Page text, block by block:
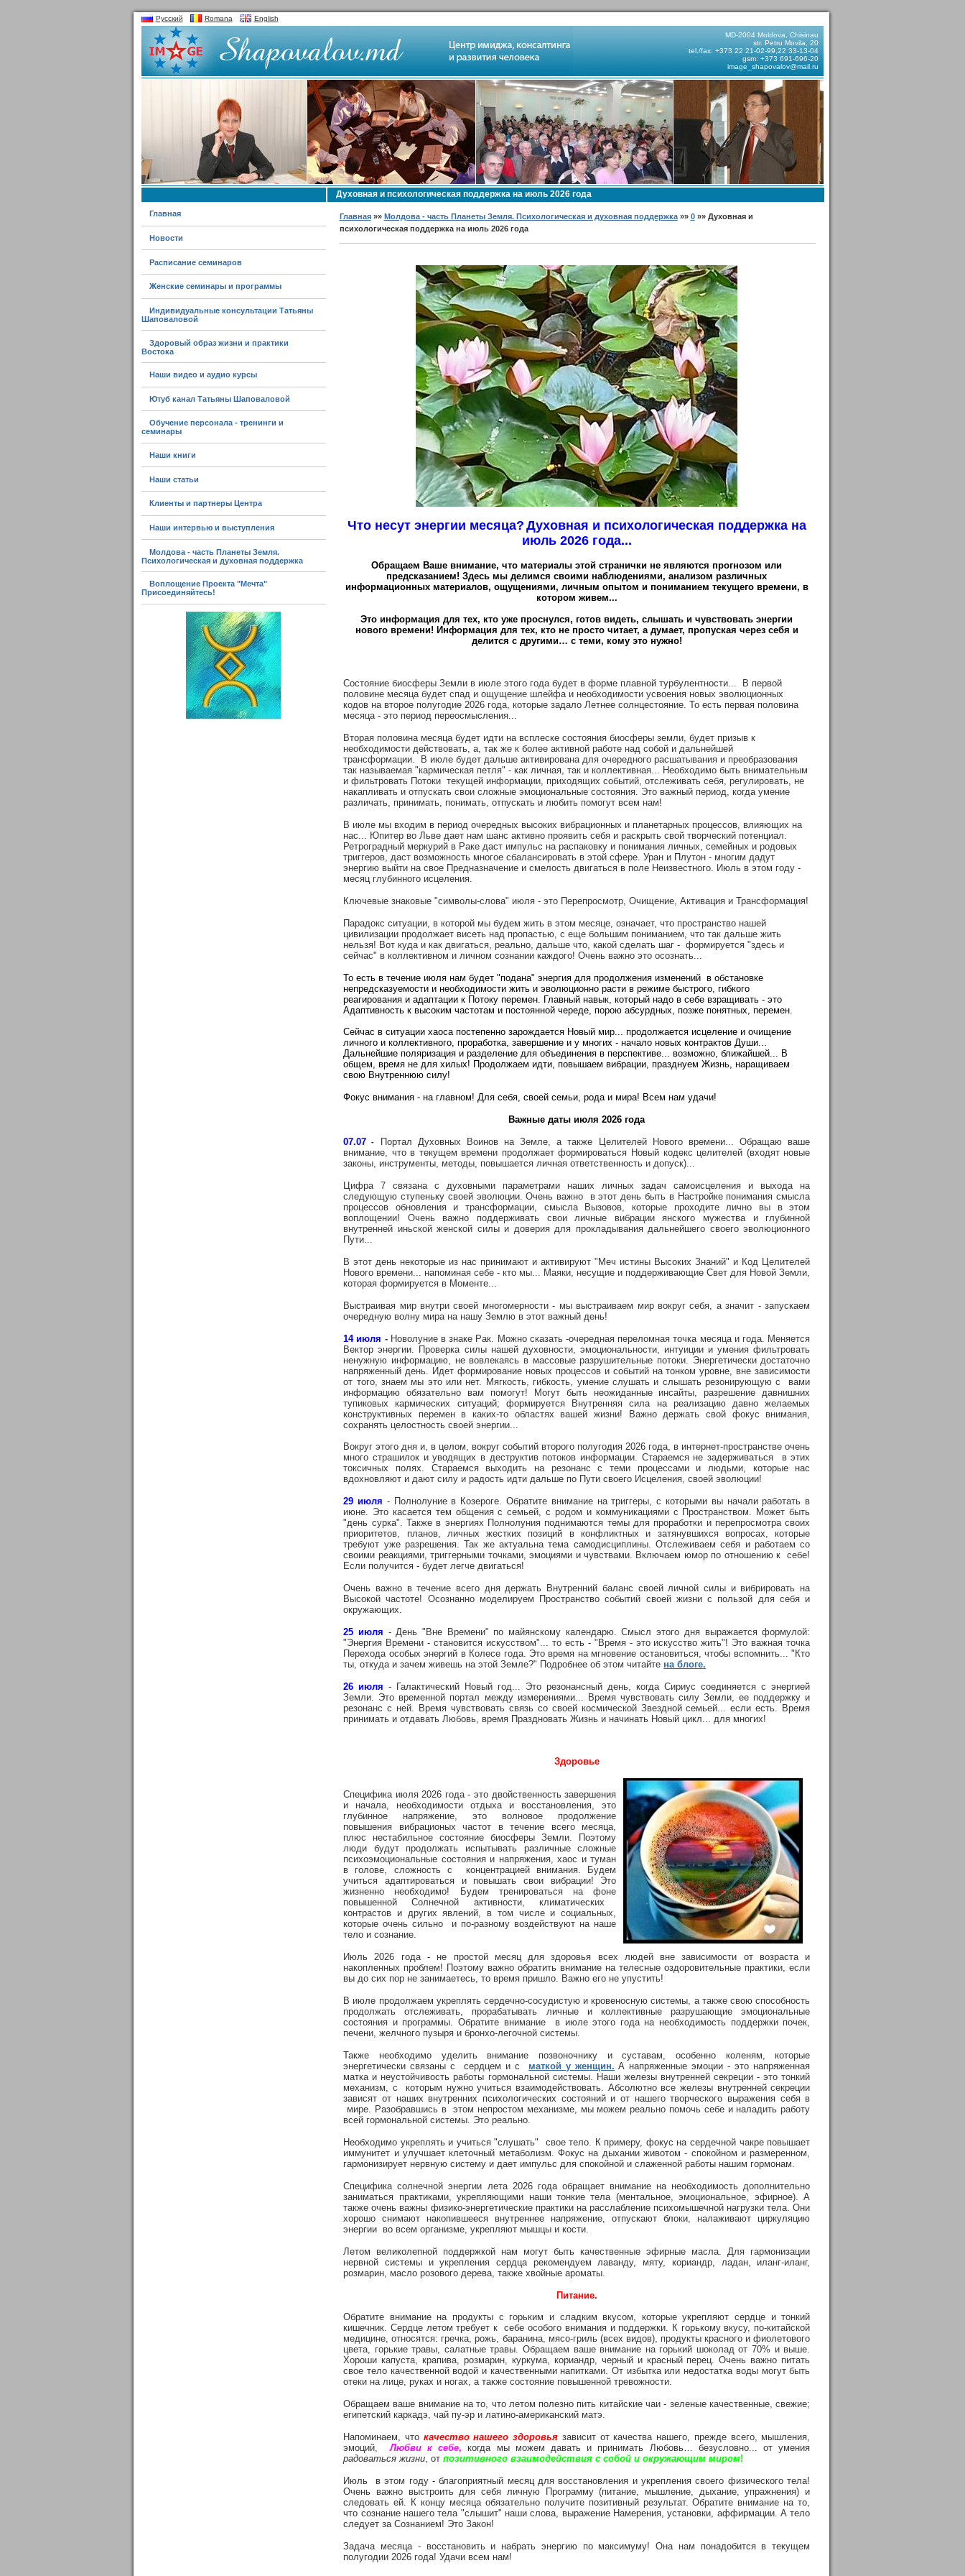
Русский Romana English
MD-2004 Moldova, Chisinau
str. Petru Movila, 20
tel./fax: +373 22 21-02-99,22 33-13-04
gsm: +373 691-696-20
image_shapovalov@mail.ru
Главная
Новости
Расписание семинаров
Женские семинары и программы
Индивидуальные консультации Татьяны
Шаповаловой
Здоровый образ жизни и практики
Востока
Наши видео и аудио курсы
Ютуб канал Татьяны Шаповаловой
Обучение персонала - тренинги и
семинары
Наши книги
Наши статьи
Клиенты и партнеры Центра
Наши интервью и выступления
Молдова - часть Планеты Земля.
Психологическая и духовная поддержка
Воплощение Проекта "Мечта"
Присоединяйтесь!
Духовная и психологическая поддержка на июль 2026 года
Главная»» Молдова - часть Планеты Земля. Психологическая и духовная поддержка»» 0»» Духовная и
психологическая поддержка на июль 2026 года
Что несут энергии месяца? Духовная и психологическая поддержкана
июль 2026 года...
Обращаем Ваше внимание, что материалы этой странички не являются прогнозом или
предсказанием! Здесь мы делимся своими наблюдениями, анализом различных
информационных материалов, ощущениями, личным опытом и пониманием текущего времени, в
котором живем...
Это информация для тех, кто уже проснулся, готов видеть, слышать и чувствовать энергии
нового времени! Информация для тех, кто не просто читает, а думает, пропуская через себя и
делится с другими… с теми, кому это нужно!
Состояние биосферы Земли в июле этого года будет в форме плавной турбулентности... В первой
половине месяца будет спад и ощущение шлейфа и необходимости усвоения новых эволюционных
кодов на второе полугодие 2026 года, которые задало Летнее солнцестояние. То есть первая половина
месяца - это период переосмысления...
Вторая половина месяца будет идти на всплеске состояния биосферы земли, будет призыв к
необходимости действовать, а, так же к более активной работе над собой и дальнейшей
трансформации. В июле будет дальше активирована для очередного расшатывания и преобразования
так называемая "кармическая петля" - как личная, так и коллективная... Необходимо быть внимательным
и фильтровать Потоки текущей информации, приходящих событий, отслеживать себя, регулировать, не
накапливать и отпускать свои сложные эмоциональные состояния. Это важный период, когда умение
различать, принимать, понимать, отпускать и любить помогут всем нам!
В июле мы входим в период очередных высоких вибрационных и планетарных процессов, влияющих на
нас... Юпитер во Льве дает нам шанс активно проявить себя и раскрыть свой творческий потенциал.
Ретроградный меркурий в Раке даст импульс на распаковку и понимания личных, семейных и родовых
триггеров, даст возможность многое сбалансировать в этой сфере. Уран и Плутон - многим дадут
энергию выйти на свое Предназначение и смелость двигаться в поле Неизвестного. Июль в этом году -
месяц глубинного исцеления.
Ключевые знаковые "символы-слова" июля - это Перепросмотр, Очищение, Активация и Трансформация!
Парадокс ситуации, в которой мы будем жить в этом месяце, означает, что пространство нашей
цивилизации продолжает висеть над пропастью, с еще большим пониманием, что так дальше жить
нельзя! Вот куда и как двигаться, реально, дальше что, какой сделать шаг - формируется "здесь и
сейчас" в коллективном и личном сознании каждого! Очень важно это осознать...
То есть в течение июля нам будет "подана" энергия для продолжения изменений в обстановке
непредсказуемости и необходимости жить и эволюционно расти в режиме быстрого, гибкого
реагирования и адаптации к Потоку перемен. Главный навык, который надо в себе взращивать - это
Адаптивность к высоким частотам и постоянной череде, порою абсурдных, позже понятных, перемен.
Сейчас в ситуации хаоса постепенно зарождается Новый мир... продолжается исцеление и очищение
личного и коллективного, проработка, завершение и у многих - начало новых контрактов Души...
Дальнейшие поляризация и разделение для объединения в перспективе... возможно, ближайшей... В
общем, время не для хилых! Продолжаем идти, повышаем вибрации, празднуем Жизнь, наращиваем
свою Внутреннюю силу!
Фокус внимания - на главном! Для себя, своей семьи, рода и мира! Всем нам удачи!
Важные даты июля 2026 года
07.07 -
Портал Духовных Воинов на Земле, а также Целителей Нового времени... Обращаю ваше
внимание, что в текущем времени продолжает формироваться Новый кодекс целителей (входят новые
законы, инструменты, методы, повышается личная ответственность и допуск)...
Цифра 7 связана с духовными параметрами наших личных задач самоисцеления и выхода на
следующую ступеньку своей эволюции. Очень важно в этот день быть в Настройке понимания смысла
процессов обновления и трансформации, смысла Вызовов, которые проходите лично вы в этом
воплощении! Очень важно поддерживать свои личные вибрации янского мужества и глубинной
внутренней иньской женской силы и доверия для прокладывания дальнейшего своего эволюционного
Пути...
В этот день некоторые из нас принимают и активируют "Меч истины Высоких Знаний" и Код Целителей
Нового времени... напоминая себе - кто мы... Маяки, несущие и поддерживающие Свет для Новой Земли,
которая формируется в Моменте...
Выстраивая мир внутри своей многомерности - мы выстраиваем мир вокруг себя, а значит - запускаем
очередную волну мира на нашу Землю в этот важный день!
14 июля -Новолуние в знаке Рак. Можно сказать -очередная переломная точка месяца и года. Меняется
Вектор энергии. Проверка силы нашей духовности, эмоциональности, интуиции и умения фильтровать
ненужную информацию, не вовлекаясь в массовые разрушительные потоки. Энергетически достаточно
напряженный день. Идет формирование новых процессов и событий на тонком уровне, вне зависимости
от того, знаем мы это или нет. Мягкость, гибкость, умение слушать и слышать резонирующую с вами
информацию обязательно вам помогут! Могут быть неожиданные инсайты, разрешение давнишних
тупиковых кармических ситуаций; формируется Внутренняя сила на реализацию давно желаемых
конструктивных перемен в каких-то областях вашей жизни! Важно держать свой фокус внимания,
сохранять целостность своей энергии...
Вокруг этого дня и, в целом, вокруг событий второго полугодия 2026 года, в интернет-пространстве очень
много страшилок и уводящих в деструктив потоков информации. Стараемся не задерживаться в этих
токсичных полях. Стараемся выходить на резонанс с теми процессами и людьми, которые нас
вдохновляют и дают силу и радость идти дальше по Пути своего Исцеления, своей эволюции!
29 июля - Полнолуние в Козероге. Обратите внимание на триггеры, с которыми вы начали работать в
июне. Это касается тем общения с семьей, с родом и коммуникациями с Пространством. Может быть
"день сурка". Также в энергиях Полнолуния поднимаются темы для проработки и перепросмотра своих
приоритетов, планов, личных жестких позиций в конфликтных и затянувшихся вопросах, которые
требуют уже разрешения. Так же актуальна тема самодисциплины. Отслеживаем себя и работаем со
своими реакциями, триггерными точками, эмоциями и чувствами. Включаем юмор по отношению к себе!
Если получится - будет легче двигаться!
Очень важно в течение всего дня держать Внутренний баланс своей личной силы и вибрировать на
Высокой частоте! Осознанно моделируем Пространство событий своей жизни с пользой для себя и
окружающих.
25 июля - День "Вне Времени" по майянскому календарю. Смысл этого дня выражается формулой:
"Энергия Времени - становится искусством"... то есть - "Время - это искусство жить"! Это важная точка
Перехода особых энергий в Колесе года. Это время на мгновение остановиться, чтобы вспомнить... "Кто
ты, откуда и зачем живешь на этой Земле?" Подробнее об этом читайте на блоге.
26 июля - Галактический Новый год... Это резонансный день, когда Сириус соединяется с энергией
Земли. Это временной портал между измерениями... Время чувствовать силу Земли, ее поддержку и
резонанс с ней. Время чувствовать связь со своей космической Звездной семьей... если есть. Время
принимать и отдавать Любовь, время Праздновать Жизнь и начинать Новый цикл... для многих!
Здоровье
Специфика июля 2026 года - это двойственность завершения
и начала, необходимости отдыха и восстановления, это
глубинное напряжение, это волновое продолжение
повышения вибрационых частот в течение всего месяца,
плюс нестабильное состояние биосферы Земли. Поэтому
люди будут продолжать испытывать различные сложные
психоэмоциональные состояния и напряжения, хаос и туман
в голове, сложность с концентрацией внимания. Будем
учиться адаптироваться и повышать свои вибрации! Это
жизненно необходимо! Будем тренироваться на фоне
повышенной Солнечной активности, климатических
контрастов и других явлений, в том числе и социальных,
которые очень сильно и по-разному воздействуют на наше
тело и сознание.
Июль 2026 года - не простой месяц для здоровья всех людей вне зависимости от возраста и
накопленных проблем! Поэтому важно обратить внимание на телесные оздоровительные практики, если
вы до сих пор не занимаетесь, то время пришло. Важно его не упустить!
В июле продолжаем укреплять сердечно-сосудистую и кровеносную системы, а также свою способность
продолжать отслеживать, прорабатывать личные и коллективные разрушающие эмоциональные
состояния и программы. Обратите внимание в июле этого года на необходимость поддержки почек,
печени, желчного пузыря и бронхо-легочной системы.
Также необходимо уделить внимание позвоночнику и суставам, особенно коленям, которые
энергетически связаны с сердцем и с маткой у женщин. А напряженные эмоции - это напряженная
матка и неустойчивость работы гормональной системы. Наши железы внутренней секреции - это тонкий
механизм, с которым нужно учиться взаимодействовать. Абсолютно все железы внутренней секреции
зависят от наших внутренних психологических состояний и от нашего творческого выражения себя в
мире. Разобравшись в этом непростом механизме, мы можем реально помочь себе и наладить работу
всей гормональной системы. Это реально.
Необходимо укреплять и учиться "слушать" свое тело. К примеру, фокус на сердечной чакре повышает
иммунитет и улучшает клеточный метаболизм. Фокус на дыхании животом - спокойном и размеренном,
гармонизирует нервную систему и дает импульс для спокойной и слаженной работы нашим гормонам.
Специфика солнечной энергии лета 2026 года обращает внимание на необходимость дополнительно
заниматься практиками, укрепляющими наши тонкие тела (ментальное, эмоциональное, эфирное). А
также очень важны физико-энергетические практики на расслабление психомышечной нагрузки тела. Они
хорошо снимают накопившееся внутреннее напряжение, отпускают блоки, налаживают циркуляцию
энергии во всем организме, укрепляют мышцы и кости.
Летом великолепной поддержкой нам могут быть качественные эфирные масла. Для гармонизации
нервной системы и укрепления сердца рекомендуем лаванду, мяту, кориандр, ладан, иланг-иланг,
розмарин, масло розового дерева, также хвойные ароматы.
Питание.
Обратите внимание на продукты с горьким и сладким вкусом, которые укрепляют сердце и тонкий
кишечник. Сердце летом требует к себе особого внимания и поддержки. К горькому вкусу, по-китайской
медицине, относятся: гречка, рожь, баранина, мясо-гриль (всех видов), продукты красного и фиолетового
цвета, горькие травы, салатные травы. Обращаем ваше внимание на горький шоколад от 70% и выше.
Хороши капуста, крапива, розмарин, куркума, кориандр, черный и красный перец. Очень важно питать
свое тело качественной водой и качественными напитками. От избытка или недостатка воды могут быть
отеки на лице, руках и ногах, а также состояние повышенной тревожности.
Обращаем ваше внимание на то, что летом полезно пить китайские чаи - зеленые качественные, свежие;
египетский каркадэ, чай пу-эр и латино-американский матэ.
Напоминаем, что качество нашего здоровья зависит от качества нашего, прежде всего, мышления,
эмоций,Любви к себе, когда мы можем давать и принимать Любовь… безусловно... от умения
радоваться жизни, отпозитивного взаимодействия с собой и окружающим миром!
Июль в этом году - благоприятный месяц для восстановления и укрепления своего физического тела!
Очень важно выстроить для себя личную Программу (питание, мышление, дыхание, упражнения) и
следовать ей. К концу месяца обязательно получите позитивный результат. Обратите внимание на то,
что сознание нашего тела "слышит" наши слова, выражение Намерения, установки, аффирмации. А тело
следует за Сознанием! Это Закон!
Задача месяца - восстановить и набрать энергию по максимуму! Она нам понадобится в текущем
полугодии 2026 года! Удачи всем нам!